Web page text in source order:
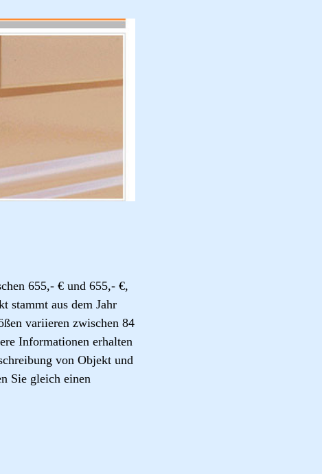
655,- € und 655,- €,
stammt aus dem Jahr
variieren zwischen 84
Informationen erhalten
von Objekt und
Sie gleich einen